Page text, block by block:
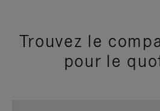
Trouvez le
pour le